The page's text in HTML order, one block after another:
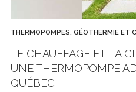
THERMOPOMPES, GÉOTHERMIE ET
LE CHAUFFAGE ET LA
UNE THERMOPOMPE
QUÉBEC